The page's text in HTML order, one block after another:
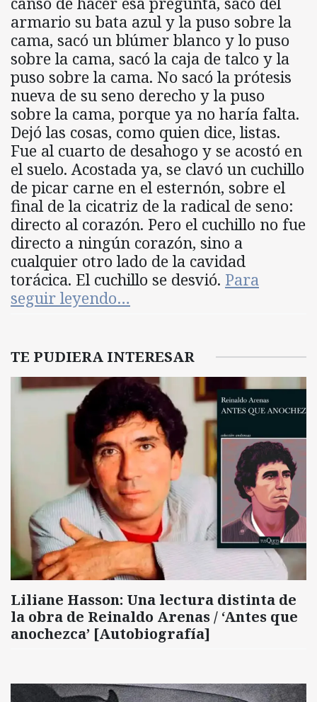
armario su bata azul y la puso sobre la
cama, sacó un blúmer blanco y lo puso
sobre la cama, sacó la caja de talco y la
puso sobre la cama. No sacó la prótesis
nueva de su seno derecho y la puso
sobre la cama, porque ya no haría falta.
Dejó las cosas, como quien dice, listas.
Fue al cuarto de desahogo y se acostó en
el suelo. Acostada ya, se clavó un cuchillo
de picar carne en el esternón, sobre el
final de la cicatriz de la radical de seno:
directo al corazón. Pero el cuchillo no fue
directo a ningún corazón, sino a
cualquier otro lado de la cavidad
torácica. El cuchillo se desvió. Para
seguir leyendo…
TE PUDIERA INTERESAR
Liliane Hasson: Una lectura distinta de
la obra de Reinaldo Arenas / ‘Antes que
anochezca’ [Autobiografía]